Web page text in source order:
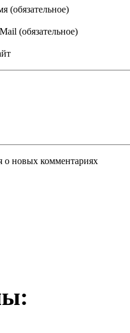
(обязательное)
(обязательное)
о новых комментариях